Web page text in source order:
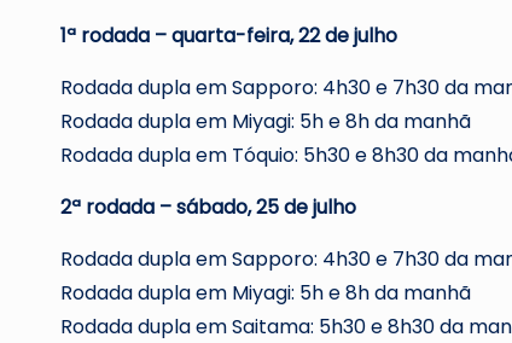
1ª rodada – quarta-feira, 22 de julho
Rodada dupla em Sapporo: 4h30 e 7h30 da
Rodada dupla em Miyagi: 5h e 8h da manhã
Rodada dupla em Tóquio: 5h30 e 8h30 da
2ª rodada – sábado, 25 de julho
Rodada dupla em Sapporo: 4h30 e 7h30 da
Rodada dupla em Miyagi: 5h e 8h da manhã
Rodada dupla em Saitama: 5h30 e 8h30 da